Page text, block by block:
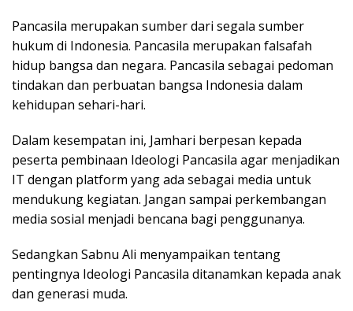
Pancasila merupakan sumber dari segala sumber
hukum di Indonesia. Pancasila merupakan falsafah
hidup bangsa dan negara. Pancasila sebagai pedoman
tindakan dan perbuatan bangsa Indonesia dalam
kehidupan sehari-hari.
Dalam kesempatan ini, Jamhari berpesan kepada
peserta pembinaan Ideologi Pancasila agar menjadikan
IT dengan platform yang ada sebagai media untuk
mendukung kegiatan. Jangan sampai perkembangan
media sosial menjadi bencana bagi penggunanya.
Sedangkan Sabnu Ali menyampaikan tentang
pentingnya Ideologi Pancasila ditanamkan kepada anak
dan generasi muda.